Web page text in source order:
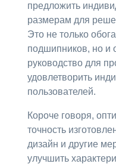
предложить
размерам для
Это не только
подшипников, но и
руководство для
удовлетворить
пользователей.
Короче говоря,
точность
дизайн и другие
улучшить